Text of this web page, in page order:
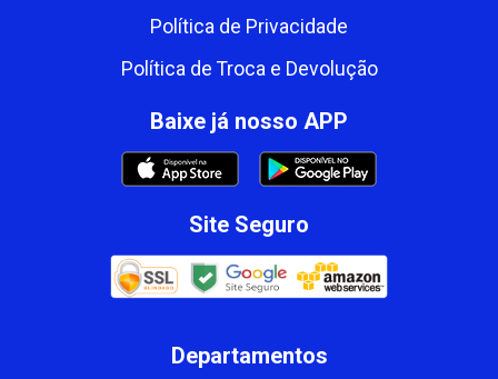
Política de Privacidade
Política de Troca e Devolução
Baixe já nosso APP
Site Seguro
Departamentos